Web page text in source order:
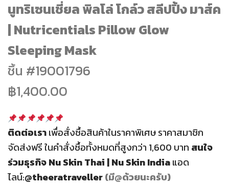
was:
฿1,400.00.
is:
฿980.00.
นูทริเซนเชี่ยล พิลโล่ โกล์ว สลีปปิ้ง มาส์ค
| Nutricentials Pillow Glow
Sleeping Mask
ชิ้น #19001796
฿1,400.00
ติดต่อเราเพื่อสั่งซื้อสินค้าในราคาพิเศษ ราคาสมาชิก
จัดส่งฟรีในคำสั่งซื้อทั้งหมดที่สูงกว่า 1,600 บาท สนใจ
ร่วมธุรกิจNu Skin Thai | Nu Skin Indiaแอด
ไลน์:@theeratraveller(มี@ด้วยนะครับ)